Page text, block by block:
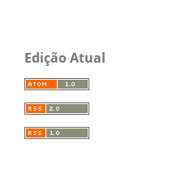
Edição Atual